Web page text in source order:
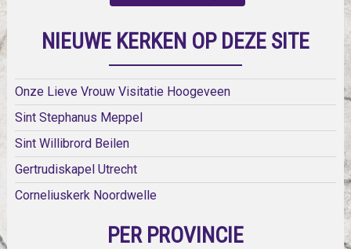
NIEUWE KERKEN OP DEZE SITE
Onze Lieve Vrouw Visitatie Hoogeveen
Sint Stephanus Meppel
Sint Willibrord Beilen
Gertrudiskapel Utrecht
Corneliuskerk Noordwelle
PER PROVINCIE